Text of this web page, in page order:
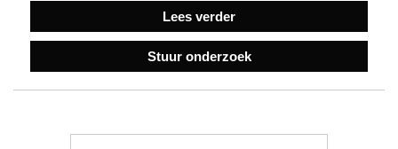
Lees verder
Stuur onderzoek